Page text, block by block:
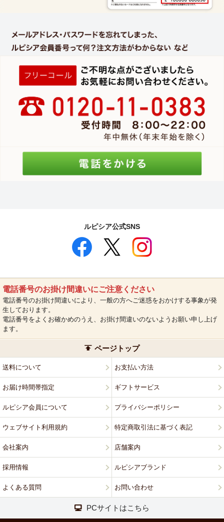
ルピシア公式SNS
電話番号のお掛け間違いにご注意ください
電話番号のお掛け間違いにより、一般の方へご迷惑をおかけする事象が発
生しております。
電話番号をよくお確かめのうえ、お掛け間違いのないようお願い申し上げ
ます。
ページトップ
送料について お支払い方法
お届け時間帯指定 ギフトサービス
ルピシア会員について プライバシーポリシー
ウェブサイト利用規約 特定商取引法に基づく表記
会社案内 店舗案内
採用情報 ルピシアブランド
よくある質問 お問い合わせ
PCサイトはこちら